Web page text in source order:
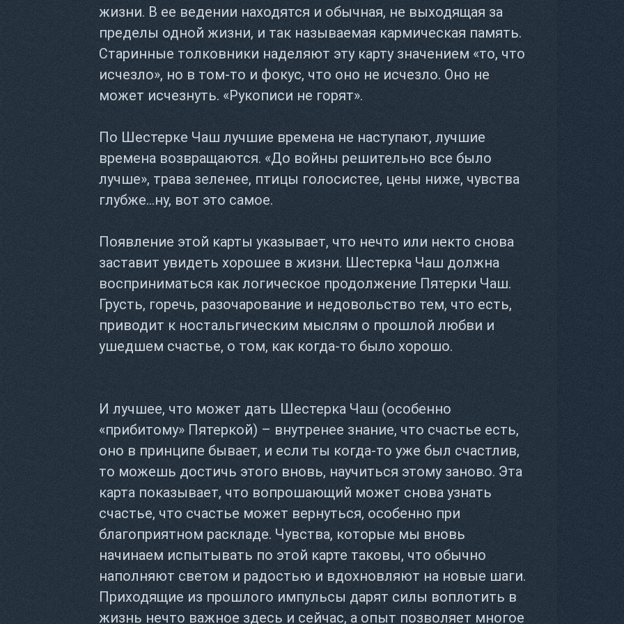
жизни. В ее ведении находятся и обычная, не выходящая за
пределы одной жизни, и так называемая кармическая память.
Старинные толковники наделяют эту карту значением «то, что
исчезло», но в том-то и фокус, что оно не исчезло. Оно не
может исчезнуть. «Рукописи не горят».
По Шестерке Чаш лучшие времена не наступают, лучшие
времена возвращаются. «До войны решительно все было
лучше», трава зеленее, птицы голосистее, цены ниже, чувства
глубже...ну, вот это самое.
Появление этой карты указывает, что нечто или некто снова
заставит увидеть хорошее в жизни. Шестерка Чаш должна
восприниматься как логическое продолжение Пятерки Чаш.
Грусть, горечь, разочарование и недовольство тем, что есть,
приводит к ностальгическим мыслям о прошлой любви и
ушедшем счастье, о том, как когда-то было хорошо.
И лучшее, что может дать Шестерка Чаш (особенно
«прибитому» Пятеркой) – внутренее знание, что счастье есть,
оно в принципе бывает, и если ты когда-то уже был счастлив,
то можешь достичь этого вновь, научиться этому заново. Эта
карта показывает, что вопрошающий может снова узнать
счастье, что счастье может вернуться, особенно при
благоприятном раскладе. Чувства, которые мы вновь
начинаем испытывать по этой карте таковы, что обычно
наполняют светом и радостью и вдохновляют на новые шаги.
Приходящие из прошлого импульсы дарят силы воплотить в
жизнь нечто важное здесь и сейчас, а опыт позволяет многое